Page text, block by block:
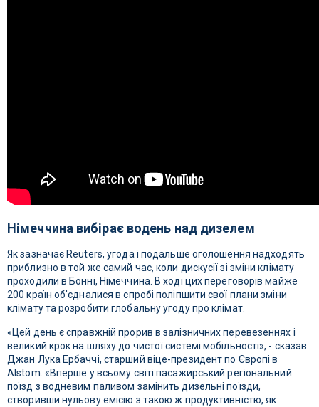
Німеччина вибірає водень над дизелем
Як зазначає Reuters, угода і подальше оголошення надходять
приблизно в той же самий час, коли дискусії зі зміни клімату
проходили в Бонні, Німеччина. В ході цих переговорів майже
200 країн об'єдналися в спробі поліпшити свої плани зміни
клімату та розробити глобальну угоду про клімат.
«Цей день є справжній прорив в залізничних перевезеннях і
великий крок на шляху до чистої системі мобільності», - сказав
Джан Лука Ербаччі, старший віце-президент по Європі в
Alstom. «Вперше у всьому світі пасажирський регіональний
поїзд з водневим паливом замінить дизельні поїзди,
створивши нульову емісію з такою ж продуктивністю, як